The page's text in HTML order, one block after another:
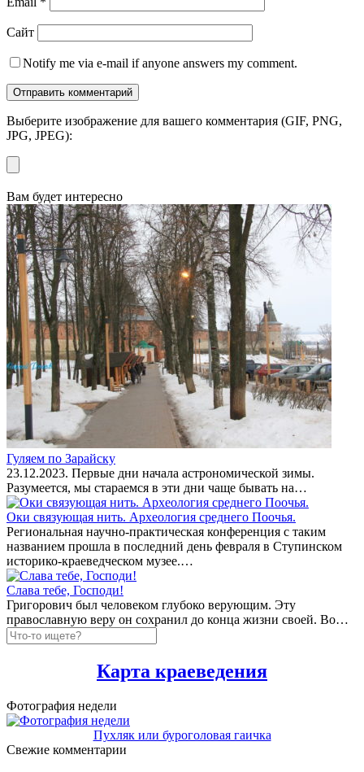
Сайт
Notify me via e-mail if anyone answers my comment.
Выберите изображение для вашего комментария (GIF, PNG,
JPG, JPEG):
Вам будет интересно
Гуляем по Зарайску
23.12.2023. Первые дни начала астрономической зимы.
Разумеется, мы стараемся в эти дни чаще бывать на…
Оки связующая нить. Археология среднего Поочья.
Региональная научно-практическая конференция с таким
названием прошла в последний день февраля в Ступинском
историко-краеведческом музее.…
Слава тебе, Господи!
Григорович был человеком глубоко верующим. Эту
православную веру он сохранил до конца жизни своей. Во…
Карта краеведения
Фотография недели
Пухляк или буроголовая гаичка
Свежие комментарии